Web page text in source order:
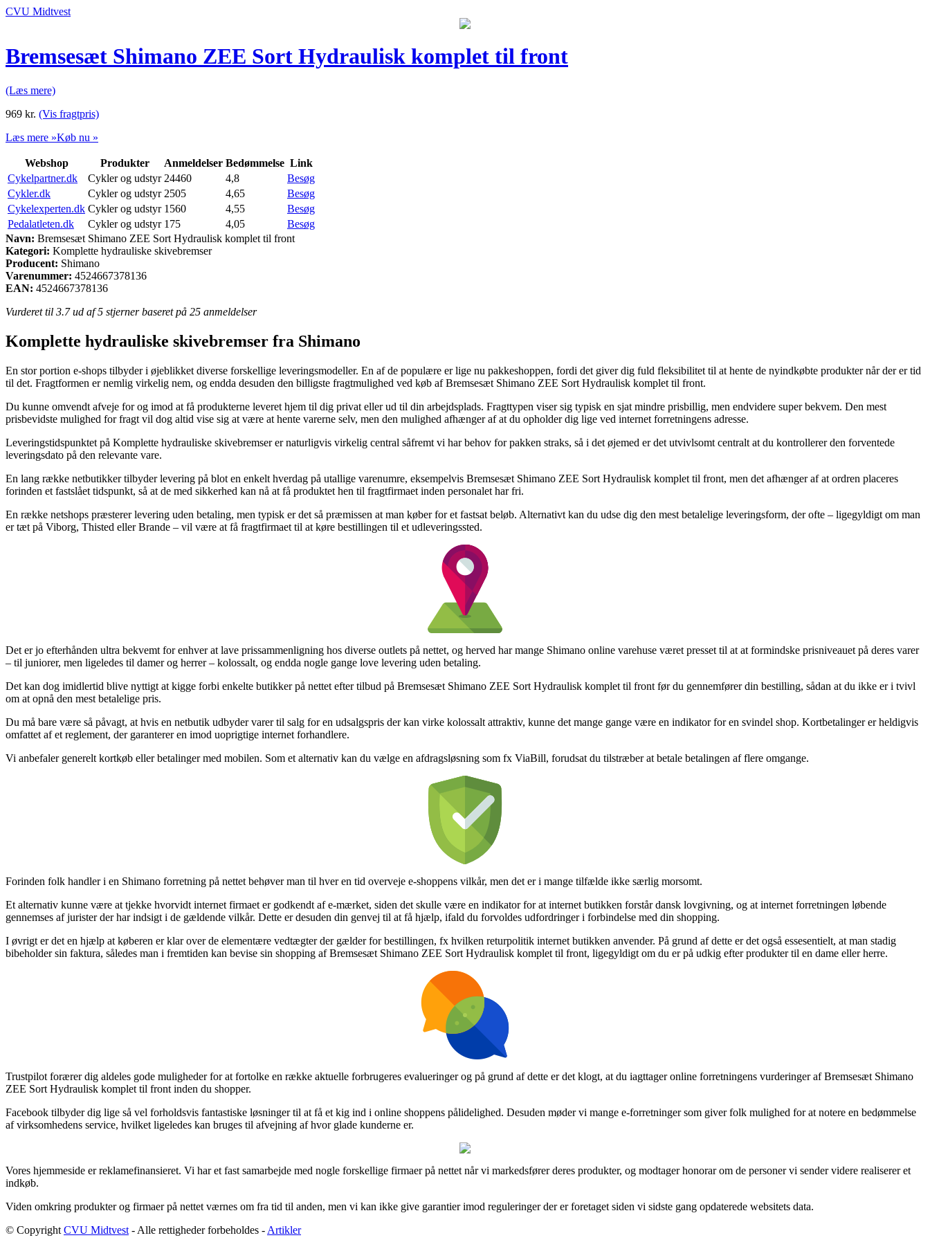
CVU Midtvest
Bremsesæt Shimano ZEE Sort Hydraulisk komplet til front
(Læs mere)
969 kr. (Vis fragtpris)
Læs mere »Køb nu »
Webshop Produkter Anmeldelser Bedømmelse Link
Cykelpartner.dk
Cykler og udstyr 24460 4,8
Besøg
Cykler.dk
Cykler og udstyr 2505 4,65
Besøg
Cykelexperten.dk Cykler og udstyr 1560 4,55
Besøg
Pedalatleten.dk
Cykler og udstyr 175 4,05
Besøg
Navn: Bremsesæt Shimano ZEE Sort Hydraulisk komplet til front
Kategori: Komplette hydrauliske skivebremser
Producent: Shimano
Varenummer: 4524667378136
EAN: 4524667378136
Vurderet til 3.7ud af 5 stjerner baseret på 25 anmeldelser
Komplette hydrauliske skivebremser fra Shimano
En stor portion e-shops tilbyder i øjeblikket diverse forskellige leveringsmodeller. En af de populære er lige nu pakkeshoppen, fordi det giver dig fuld fleksibilitet til at hente de nyindkøbte produkter når der er tid
til det. Fragtformen er nemlig virkelig nem, og endda desuden den billigste fragtmulighed ved køb af Bremsesæt Shimano ZEE Sort Hydraulisk komplet til front.
Du kunne omvendt afveje for og imod at få produkterne leveret hjem til dig privat eller ud til din arbejdsplads. Fragttypen viser sig typisk en sjat mindre prisbillig, men endvidere super bekvem. Den mest
prisbevidste mulighed for fragt vil dog altid vise sig at være at hente varerne selv, men den mulighed afhænger af at du opholder dig lige ved internet forretningens adresse.
Leveringstidspunktet på Komplette hydrauliske skivebremser er naturligvis virkelig central såfremt vi har behov for pakken straks, så i det øjemed er det utvivlsomt centralt at du kontrollerer den forventede
leveringsdato på den relevante vare.
En lang række netbutikker tilbyder levering på blot en enkelt hverdag på utallige varenumre, eksempelvis Bremsesæt Shimano ZEE Sort Hydraulisk komplet til front, men det afhænger af at ordren placeres
forinden et fastslået tidspunkt, så at de med sikkerhed kan nå at få produktet hen til fragtfirmaet inden personalet har fri.
En række netshops præsterer levering uden betaling, men typisk er det så præmissen at man køber for et fastsat beløb. Alternativt kan du udse dig den mest betalelige leveringsform, der ofte – ligegyldigt om man
er tæt på Viborg, Thisted eller Brande – vil være at få fragtfirmaet til at køre bestillingen til et udleveringssted.
Det er jo efterhånden ultra bekvemt for enhver at lave prissammenligning hos diverse outlets på nettet, og herved har mange Shimano online varehuse været presset til at at formindske prisniveauet på deres varer
– til juniorer, men ligeledes til damer og herrer – kolossalt, og endda nogle gange love levering uden betaling.
Det kan dog imidlertid blive nyttigt at kigge forbi enkelte butikker på nettet efter tilbud på Bremsesæt Shimano ZEE Sort Hydraulisk komplet til front før du gennemfører din bestilling, sådan at du ikke er i tvivl
om at opnå den mest betalelige pris.
Du må bare være så påvagt, at hvis en netbutik udbyder varer til salg for en udsalgspris der kan virke kolossalt attraktiv, kunne det mange gange være en indikator for en svindel shop. Kortbetalinger er heldigvis
omfattet af et reglement, der garanterer en imod uoprigtige internet forhandlere.
Vi anbefaler generelt kortkøb eller betalinger med mobilen. Som et alternativ kan du vælge en afdragsløsning som fx ViaBill, forudsat du tilstræber at betale betalingen af flere omgange.
Forinden folk handler i en Shimano forretning på nettet behøver man til hver en tid overveje e-shoppens vilkår, men det er i mange tilfælde ikke særlig morsomt.
Et alternativ kunne være at tjekke hvorvidt internet firmaet er godkendt af e-mærket, siden det skulle være en indikator for at internet butikken forstår dansk lovgivning, og at internet forretningen løbende
gennemses af jurister der har indsigt i de gældende vilkår. Dette er desuden din genvej til at få hjælp, ifald du forvoldes udfordringer i forbindelse med din shopping.
I øvrigt er det en hjælp at køberen er klar over de elementære vedtægter der gælder for bestillingen, fx hvilken returpolitik internet butikken anvender. På grund af dette er det også essesentielt, at man stadig
bibeholder sin faktura, således man i fremtiden kan bevise sin shopping af Bremsesæt Shimano ZEE Sort Hydraulisk komplet til front, ligegyldigt om du er på udkig efter produkter til en dame eller herre.
Trustpilot forærer dig aldeles gode muligheder for at fortolke en række aktuelle forbrugeres evalueringer og på grund af dette er det klogt, at du iagttager online forretningens vurderinger af Bremsesæt Shimano
ZEE Sort Hydraulisk komplet til front inden du shopper.
Facebook tilbyder dig lige så vel forholdsvis fantastiske løsninger til at få et kig ind i online shoppens pålidelighed. Desuden møder vi mange e-forretninger som giver folk mulighed for at notere en bedømmelse
af virksomhedens service, hvilket ligeledes kan bruges til afvejning af hvor glade kunderne er.
Vores hjemmeside er reklamefinansieret. Vi har et fast samarbejde med nogle forskellige firmaer på nettet når vi markedsfører deres produkter, og modtager honorar om de personer vi sender videre realiserer et
indkøb.
Viden omkring produkter og firmaer på nettet værnes om fra tid til anden, men vi kan ikke give garantier imod reguleringer der er foretaget siden vi sidste gang opdaterede websitets data.
© Copyright CVU Midtvest - Alle rettigheder forbeholdes - Artikler